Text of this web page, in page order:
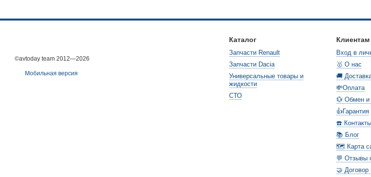
©avtoday team 2012—2026
Мобильная версия
Каталог
Запчасти Renault
Запчасти Dacia
Универсальные товары и
жидкости
СТО
Клиентам
Вход в
🥇 О нас
🚚
💸Оплата
💱 Обмен и
👍Гарантия
☎️ Контакты
📚 Блог
🗺️ Карта
💬 Отзывы
🤝